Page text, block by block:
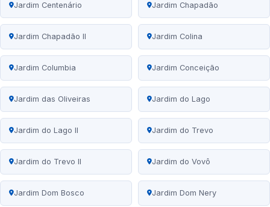
Jardim Centenário Jardim Chapadão
Jardim Chapadão II Jardim Colina
Jardim Columbia Jardim Conceição
Jardim das Oliveiras Jardim do Lago
Jardim do Lago II Jardim do Trevo
Jardim do Trevo II Jardim do Vovô
Jardim Dom Bosco Jardim Dom Nery